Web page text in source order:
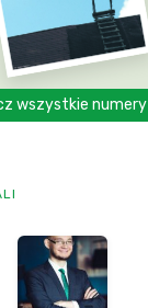
wszystkie